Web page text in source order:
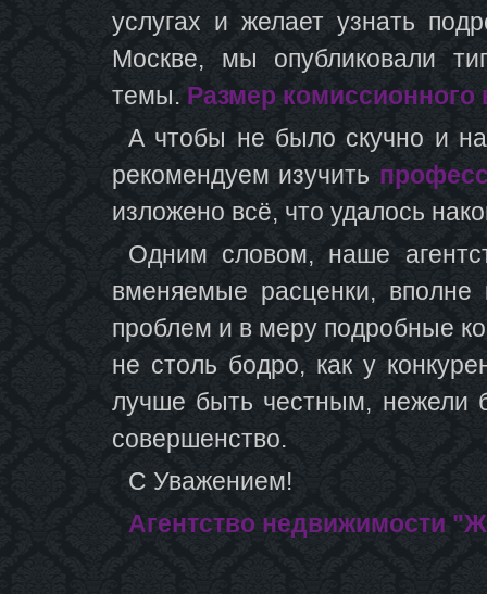
услугах и желает узнать
Москве, мы опубликовали
темы. Размер комиссионного
А чтобы не было скучно и
рекомендуем изучить
изложено всё, что удалось
Одним словом, наше
вменяемые расценки,
проблем и в меру подробные
не столь бодро, как у
лучше быть честным, нежели
совершенство.
С Уважением!
Агентство недвижимости